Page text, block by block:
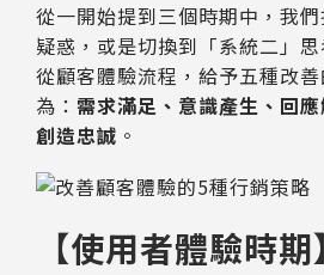
從一開始提到三個時期中，我
疑惑，或是切換到「系統二」
從顧客體驗流程，給予五種改
為： 需求滿足、意識產生、回
創造忠誠 。
【使用者體驗時